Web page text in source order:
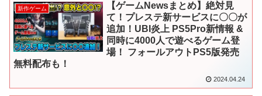
新作ゲーム
【ゲームNewsまとめ】絶対見
て！プレステ新サービスに〇〇が
追加！UBI炎上 PS5Pro新情報 &
同時に4000人で遊べるゲーム登
場！ フォールアウトPS5版発売
無料配布も！
2024.04.24